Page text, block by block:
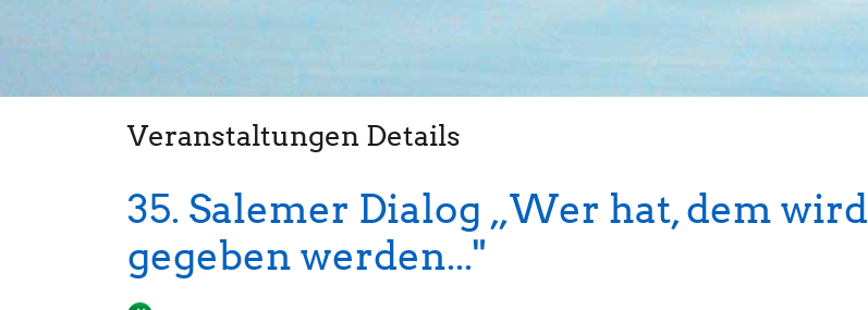
Veranstaltungen Details
35. Salemer Dialog „Wer hat, dem wird
gegeben werden..."